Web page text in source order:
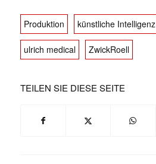
Produktion künstliche Intelligenz
ulrich medical ZwickRoell
TEILEN SIE DIESE SEITE